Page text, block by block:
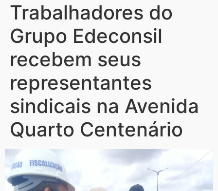
Trabalhadores do
Grupo Edeconsil
recebem seus
representantes
sindicais na Avenida
Quarto Centenário